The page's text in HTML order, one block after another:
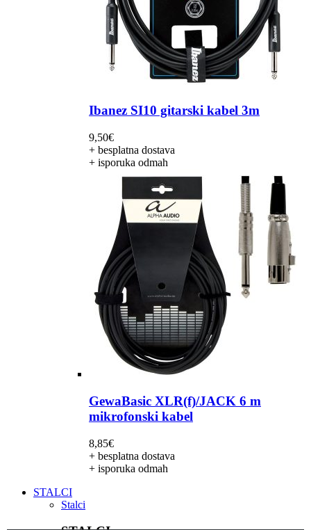
Ibanez SI10 gitarski kabel 3m
9,50€
+ besplatna dostava
+ isporuka odmah
GewaBasic XLR(f)/JACK 6 m
mikrofonski kabel
8,85€
+ besplatna dostava
+ isporuka odmah
STALCI
Stalci